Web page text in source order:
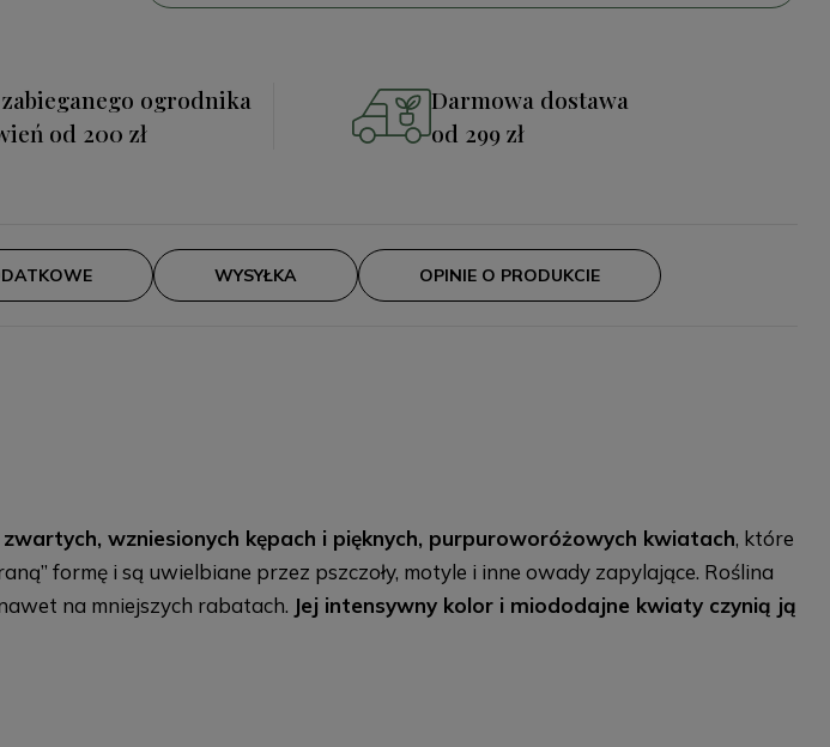
ogrodnika
od 200 zł
Darmowa dostawa
od 299 zł
WYSYŁKA OPINIE O PRODUKCIE
zwartych, wzniesionych kępach i pięknych, purpuroworóżowych kwiatach, które
formę i są uwielbiane przez pszczoły, motyle i inne owady zapylające. Roślina
na mniejszych rabatach. Jej intensywny kolor i miododajne kwiaty czynią ją